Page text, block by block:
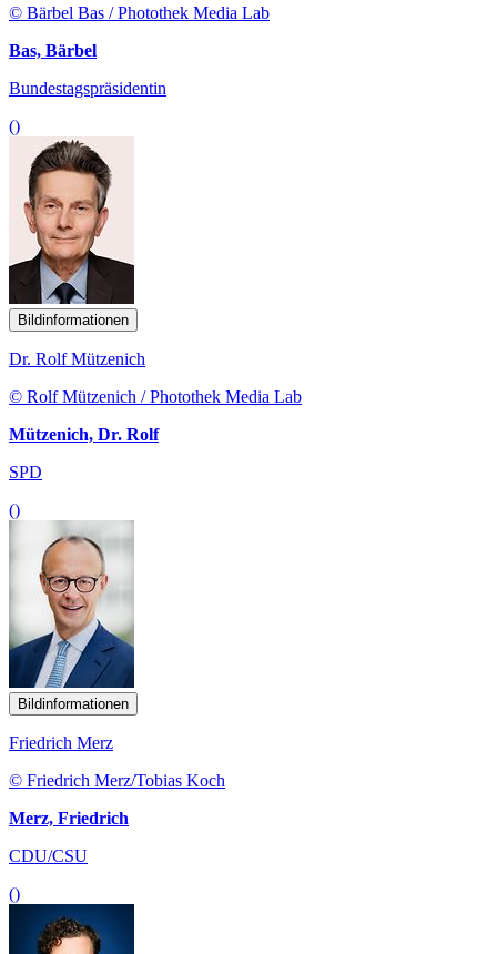
© Bärbel Bas / Photothek Media Lab
Bas, Bärbel
Bundestagspräsidentin
()
Bildinformationen
Dr. Rolf Mützenich
© Rolf Mützenich / Photothek Media Lab
Mützenich, Dr. Rolf
SPD
()
Bildinformationen
Friedrich Merz
© Friedrich Merz/Tobias Koch
Merz, Friedrich
CDU/CSU
()